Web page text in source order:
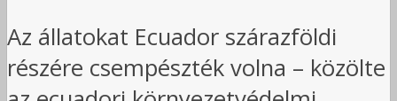
Az állatokat Ecuador szárazföldi
részére csempészték volna – közölte